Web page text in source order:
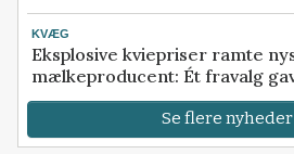
KVÆG
Eksplosive kviepriser ramte
mælkeproducent: Ét fravalg
Se flere